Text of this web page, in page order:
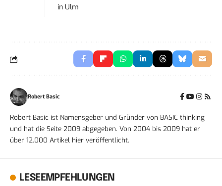
in Ulm
Robert Basic
Robert Basic ist Namensgeber und Gründer von BASIC thinking
und hat die Seite 2009 abgegeben. Von 2004 bis 2009 hat er
über 12.000 Artikel hier veröffentlicht.
LESEEMPFEHLUNGEN